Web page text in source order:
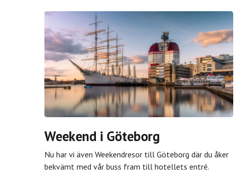
Weekend i Göteborg
Nu har vi även Weekendresor till Göteborg där du åker
bekvämt med vår buss fram till hotellets entré.